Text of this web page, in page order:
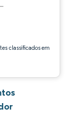
classificados em